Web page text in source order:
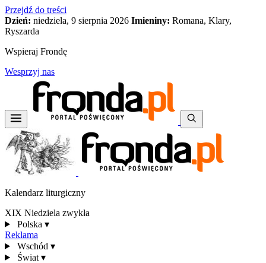
Przejdź do treści
Dzień: niedziela, 9 sierpnia 2026 Imieniny: Romana, Klary,
Ryszarda
Wspieraj Frondę
Wesprzyj nas
Kalendarz liturgiczny
XIX Niedziela zwykła
Polska ▾
Reklama
Wschód ▾
Świat ▾